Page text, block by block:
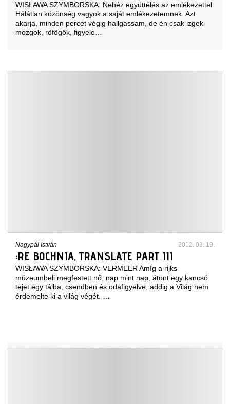
WISŁAWA SZYMBORSKA: Nehéz együttélés az emlékezettel
Hálátlan közönség vagyok a saját emlékezetemnek. Azt
akarja, minden percét végig hallgassam, de én csak izgek-
mozgok, röfögök, figyele…
Nagypál István 2012. 03. 19.
:RE BOCHNIA, TRANSLATE PART III
WISŁAWA SZYMBORSKA: VERMEER Amíg a rijks
múzeumbeli megfestett nő, nap mint nap, átönt egy kancsó
tejet egy tálba, csendben és odafigyelve, addig a Világ nem
érdemelte ki a világ végét. …